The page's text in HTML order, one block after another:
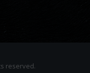
reserved.